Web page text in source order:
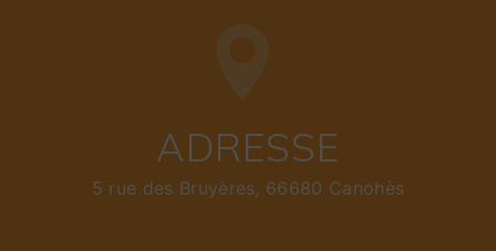
ADRESSE
5 rue des Bruyères, 66680 Canohès